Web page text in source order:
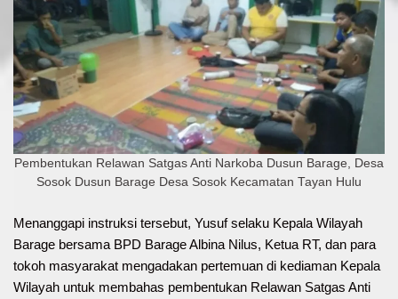
Pembentukan Relawan Satgas Anti Narkoba Dusun Barage, Desa
Sosok Dusun Barage Desa Sosok Kecamatan Tayan Hulu
Menanggapi instruksi tersebut, Yusuf selaku Kepala Wilayah
Barage bersama BPD Barage Albina Nilus, Ketua RT, dan para
tokoh masyarakat mengadakan pertemuan di kediaman Kepala
Wilayah untuk membahas pembentukan Relawan Satgas Anti